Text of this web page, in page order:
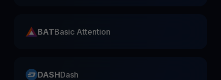
BATBasic Attention
DASHDash